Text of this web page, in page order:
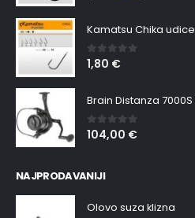
Kamatsu Chika udice
0 out of 5
1,80 €
Brain Distanza 7000S
0out of 5
104,00 €
NAJPRODAVANIJI
Olovo suza klizna